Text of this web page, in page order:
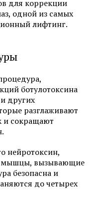
для коррекции
одной из самых
лифтинг.
ботулотоксина
других
разглаживают
и сокращают
нейротоксин,
мышцы, вызывающие
безопасна и
до четырех